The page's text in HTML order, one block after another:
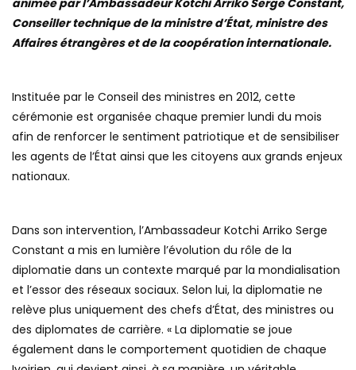
Conseiller technique de la ministre d’État, ministre des
Affaires étrangères et de la coopération internationale.
Instituée par le Conseil des ministres en 2012, cette
cérémonie est organisée chaque premier lundi du mois
afin de renforcer le sentiment patriotique et de sensibiliser
les agents de l’État ainsi que les citoyens aux grands enjeux
nationaux.
Dans son intervention, l’Ambassadeur Kotchi Arriko Serge
Constant a mis en lumière l’évolution du rôle de la
diplomatie dans un contexte marqué par la mondialisation
et l’essor des réseaux sociaux. Selon lui, la diplomatie ne
relève plus uniquement des chefs d’État, des ministres ou
des diplomates de carrière. « La diplomatie se joue
également dans le comportement quotidien de chaque